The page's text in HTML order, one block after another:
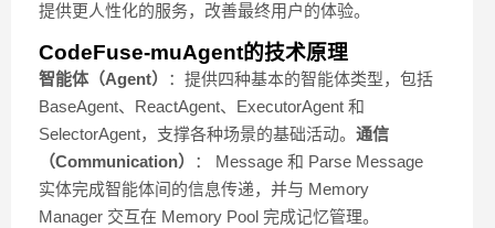
提供更人性化的服务，改善最终用户的体验。
CodeFuse-muAgent的技术原理
智能体（Agent）
：提供四种基本的智能体类型，包括
BaseAgent、ReactAgent、ExecutorAgent 和
SelectorAgent，支撑各种场景的基础活动。 通信
（Communication）
： Message 和 Parse Message
实体完成智能体间的信息传递，并与 Memory
Manager 交互在 Memory Pool 完成记忆管理。